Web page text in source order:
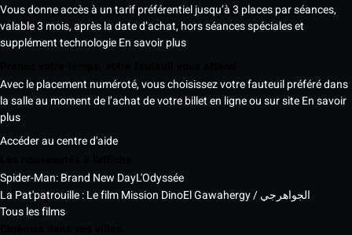
Vous donne accès à un tarif préférentiel jusqu’à 3 places par séances,
valable 3 mois, après la date d’achat, hors séances spéciales et
supplément technologieEn savoir plus
Avec le placement numéroté, vous choisissez votre fauteuil préféré dans
la salle au moment de l’achat de votre billet en ligne ou sur siteEn savoir
plus
Accéder au centre d'aide
Spider-Man: Brand New DayL'Odyssée
La Pat'patrouille : Le film Mission Dino
El Gawahergy / الجواهرجي
Tous les films